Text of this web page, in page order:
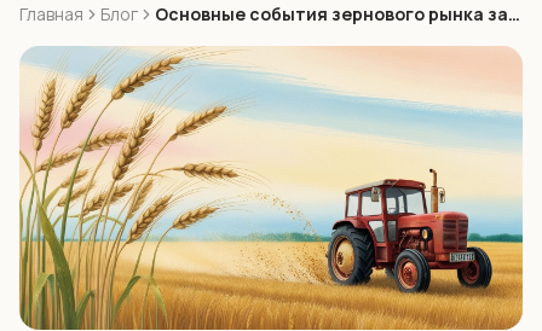
Главная Блог Основные события зернового рынка за неделю 11-17 ноября